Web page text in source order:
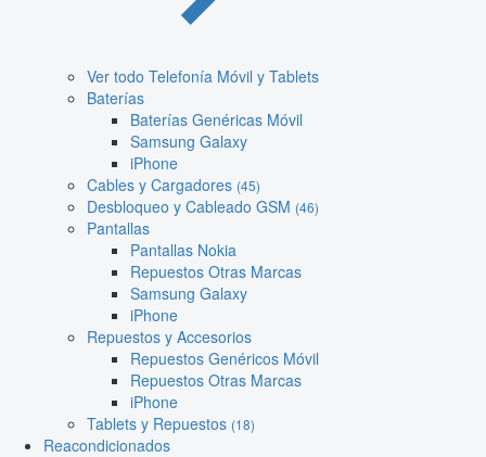
Ver todo Telefonía Móvil y Tablets
Baterías
Baterías Genéricas Móvil
Samsung Galaxy
iPhone
Cables y Cargadores (45)
Desbloqueo y Cableado GSM (46)
Pantallas
Pantallas Nokia
Repuestos Otras Marcas
Samsung Galaxy
iPhone
Repuestos y Accesorios
Repuestos Genéricos Móvil
Repuestos Otras Marcas
iPhone
Tablets y Repuestos (18)
Reacondicionados